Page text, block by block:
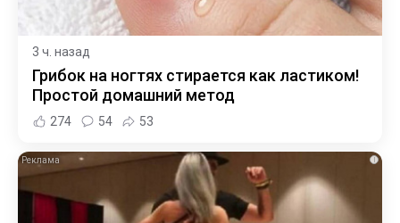
3 ч. назад
Грибок на ногтях стирается как ластиком!
Простой домашний метод
274 54 53
i